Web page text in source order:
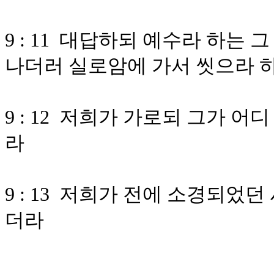
9 : 11 대답하되 예수라 하는
나더러 실로암에 가서 씻으라
9 : 12 저희가 가로되 그가 어
라
9 : 13 저희가 전에 소경되었
더라